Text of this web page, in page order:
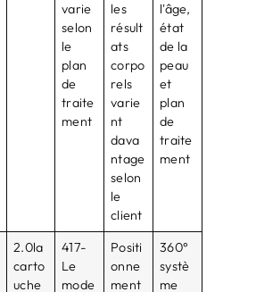
varie
selon
le
plan
de
traite
ment
les
résult
ats
corpo
rels
varie
nt
dava
ntage
selon
le
client
l'âge,
état
de la
peau
et
plan
de
traite
ment
2.0la
carto
uche
417-
Le
mode
Positi
onne
ment
360°
systè
me